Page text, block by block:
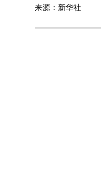
来源：新华社